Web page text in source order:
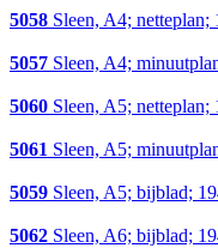
5058 Sleen, A4; netteplan;
5057 Sleen, A4;
5060 Sleen, A5; netteplan;
5061 Sleen, A5;
5059 Sleen, A5; bijblad;
5062 Sleen, A6; bijblad;